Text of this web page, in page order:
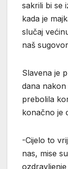
sakrili bi se
kada je
slučaj
naš
Slavena je
dana
prebolila
konačno je
-Cijelo to
nas, mise